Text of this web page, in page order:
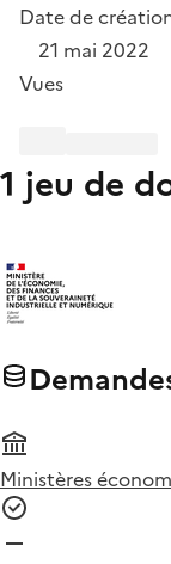
Date de
21 mai 2022
Vues
1 jeu de
Ministères